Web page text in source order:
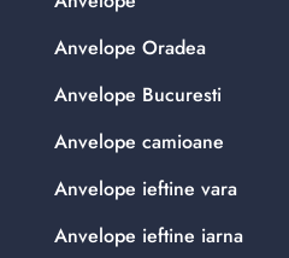
Anvelope Oradea
Anvelope Bucuresti
Anvelope camioane
Anvelope ieftine vara
Anvelope ieftine iarna